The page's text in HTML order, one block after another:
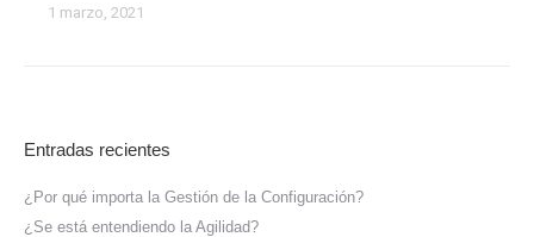
1 marzo, 2021
Entradas recientes
¿Por qué importa la Gestión de la Configuración?
¿Se está entendiendo la Agilidad?